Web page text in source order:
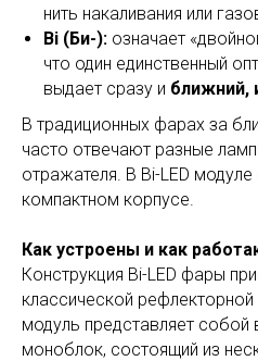
нить накаливания или
Bi (Би-): означает
что один единственный
выдает сразу и ближний,
В традиционных фарах за
часто отвечают разные
отражателя. В Bi-LED
компактном корпусе.
Как устроены и как
Конструкция Bi-LED фары
классической
модуль представляет собой
моноблок, состоящий из